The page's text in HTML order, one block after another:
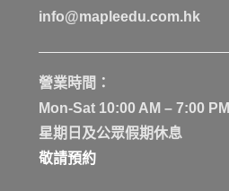
info@mapleedu.com.hk
營業時間：
Mon-Sat 10:00 AM – 7:00 PM
星期日及公眾假期休息
敬請預約